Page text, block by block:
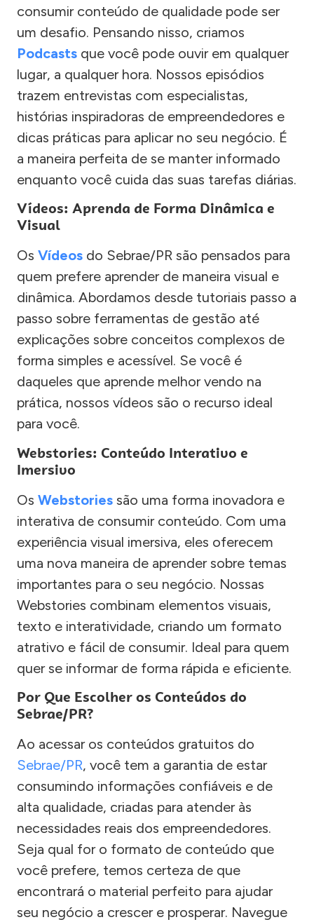
consumir conteúdo de qualidade pode ser
um desafio. Pensando nisso, criamos
Podcasts que você pode ouvir em qualquer
lugar, a qualquer hora. Nossos episódios
trazem entrevistas com especialistas,
histórias inspiradoras de empreendedores e
dicas práticas para aplicar no seu negócio. É
a maneira perfeita de se manter informado
enquanto você cuida das suas tarefas diárias.
Vídeos: Aprenda de Forma Dinâmica e
Visual
Os Vídeos do Sebrae/PR são pensados para
quem prefere aprender de maneira visual e
dinâmica. Abordamos desde tutoriais passo a
passo sobre ferramentas de gestão até
explicações sobre conceitos complexos de
forma simples e acessível. Se você é
daqueles que aprende melhor vendo na
prática, nossos vídeos são o recurso ideal
para você.
Webstories: Conteúdo Interativo e
Imersivo
Os Webstories são uma forma inovadora e
interativa de consumir conteúdo. Com uma
experiência visual imersiva, eles oferecem
uma nova maneira de aprender sobre temas
importantes para o seu negócio. Nossas
Webstories combinam elementos visuais,
texto e interatividade, criando um formato
atrativo e fácil de consumir. Ideal para quem
quer se informar de forma rápida e eficiente.
Por Que Escolher os Conteúdos do
Sebrae/PR?
Ao acessar os conteúdos gratuitos do
Sebrae/PR, você tem a garantia de estar
consumindo informações confiáveis e de
alta qualidade, criadas para atender às
necessidades reais dos empreendedores.
Seja qual for o formato de conteúdo que
você prefere, temos certeza de que
encontrará o material perfeito para ajudar
seu negócio a crescer e prosperar. Navegue